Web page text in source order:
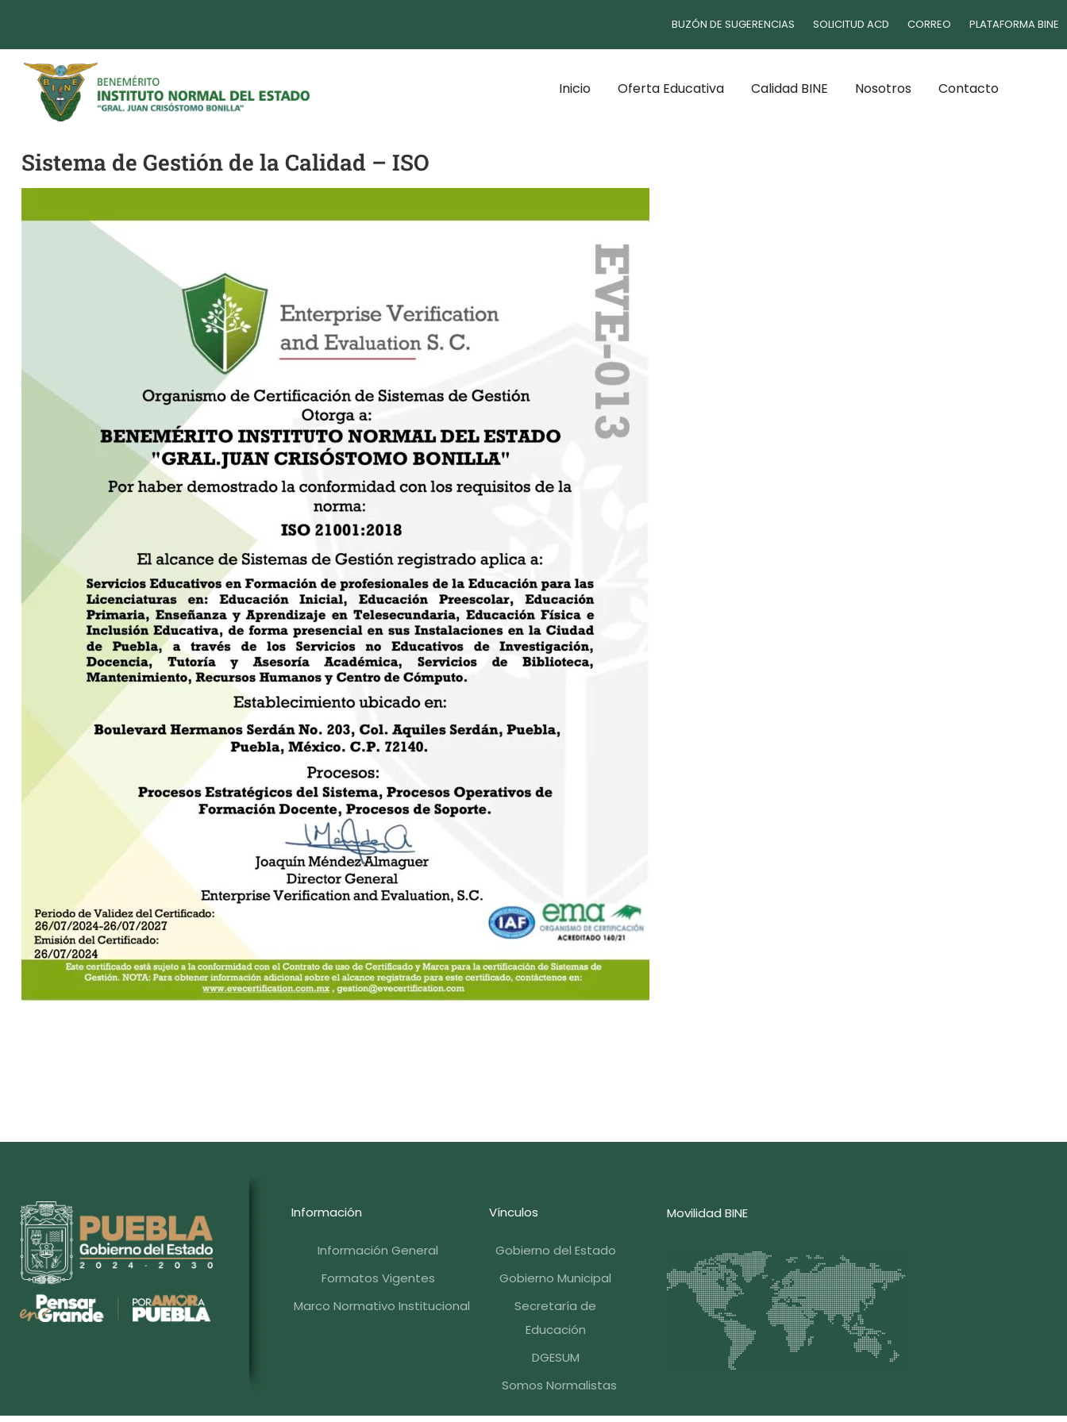
BUZÓN DE SUGERENCIAS SOLICITUD ACD CORREO PLATAFORMA BINE
Inicio Oferta Educativa Calidad BINE Nosotros Contacto
Sistema de Gestión de la Calidad – ISO
Información
Información General
Formatos Vigentes
Marco Normativo Institucional
Vínculos
Gobierno del Estado
Gobierno Municipal
Secretaría de
Educación
DGESUM
Somos Normalistas
Movilidad BINE